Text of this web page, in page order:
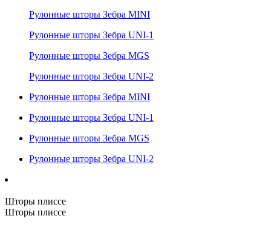
Рулонные шторы Зебра MINI
Рулонные шторы Зебра UNI-1
Рулонные шторы Зебра MGS
Рулонные шторы Зебра UNI-2
Рулонные шторы Зебра MINI
Рулонные шторы Зебра UNI-1
Рулонные шторы Зебра MGS
Рулонные шторы Зебра UNI-2
Шторы плиссе
Шторы плиссе